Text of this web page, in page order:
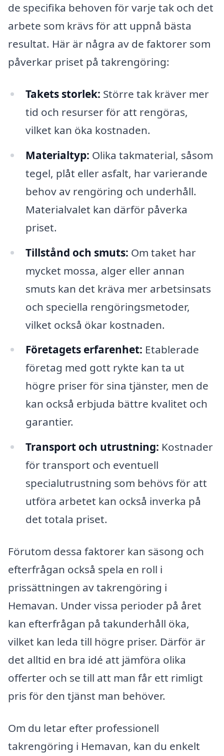
de specifika behoven för varje tak och det
arbete som krävs för att uppnå bästa
resultat. Här är några av de faktorer som
påverkar priset på takrengöring:
Takets storlek: Större tak kräver mer
tid och resurser för att rengöras,
vilket kan öka kostnaden.
Materialtyp: Olika takmaterial, såsom
tegel, plåt eller asfalt, har varierande
behov av rengöring och underhåll.
Materialvalet kan därför påverka
priset.
Tillstånd och smuts: Om taket har
mycket mossa, alger eller annan
smuts kan det kräva mer arbetsinsats
och speciella rengöringsmetoder,
vilket också ökar kostnaden.
Företagets erfarenhet: Etablerade
företag med gott rykte kan ta ut
högre priser för sina tjänster, men de
kan också erbjuda bättre kvalitet och
garantier.
Transport och utrustning: Kostnader
för transport och eventuell
specialutrustning som behövs för att
utföra arbetet kan också inverka på
det totala priset.
Förutom dessa faktorer kan säsong och
efterfrågan också spela en roll i
prissättningen av takrengöring i
Hemavan. Under vissa perioder på året
kan efterfrågan på takunderhåll öka,
vilket kan leda till högre priser. Därför är
det alltid en bra idé att jämföra olika
offerter och se till att man får ett rimligt
pris för den tjänst man behöver.
Om du letar efter professionell
takrengöring i Hemavan, kan du enkelt